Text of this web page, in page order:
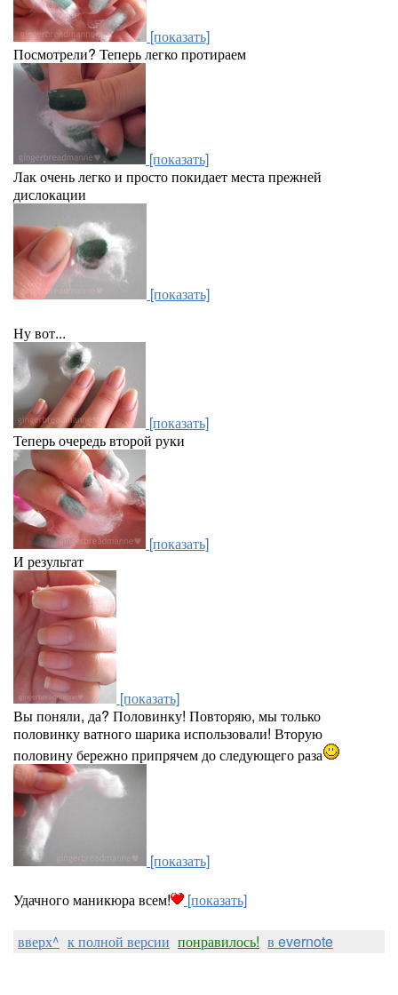
[показать]
Посмотрели? Теперь легко протираем
[показать]
Лак очень легко и просто покидает места прежней
дислокации
[показать]
Ну вот...
[показать]
Теперь очередь второй руки
[показать]
И результат
[показать]
Вы поняли, да? Половинку! Повторяю, мы только
половинку ватного шарика использовали! Вторую
половину бережно припрячем до следующего раза
[показать]
Удачного маникюра всем!
[показать]
вверх^ к полной версии понравилось! в evernote